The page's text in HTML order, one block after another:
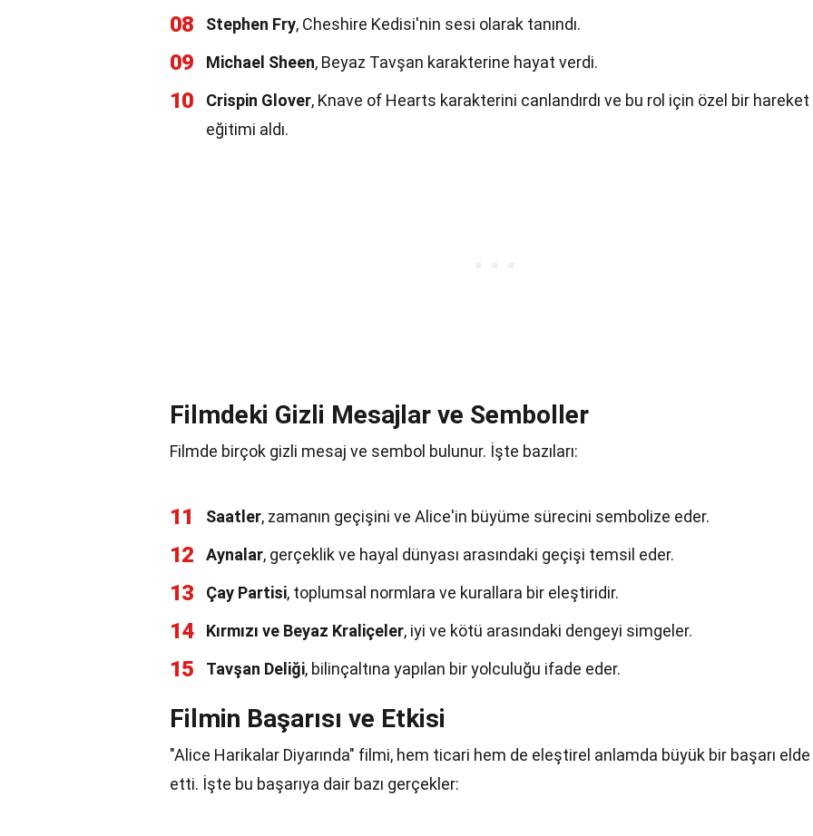
08 Stephen Fry, Cheshire Kedisi'nin sesi olarak tanındı.
09 Michael Sheen, Beyaz Tavşan karakterine hayat verdi.
10 Crispin Glover, Knave of Hearts karakterini canlandırdı ve bu rol için özel bir hareket
eğitimi aldı.
Filmdeki Gizli Mesajlar ve Semboller
Filmde birçok gizli mesaj ve sembol bulunur. İşte bazıları:
11 Saatler, zamanın geçişini ve Alice'in büyüme sürecini sembolize eder.
12 Aynalar, gerçeklik ve hayal dünyası arasındaki geçişi temsil eder.
13 Çay Partisi, toplumsal normlara ve kurallara bir eleştiridir.
14 Kırmızı ve Beyaz Kraliçeler, iyi ve kötü arasındaki dengeyi simgeler.
15 Tavşan Deliği, bilinçaltına yapılan bir yolculuğu ifade eder.
Filmin Başarısı ve Etkisi
"Alice Harikalar Diyarında" filmi, hem ticari hem de eleştirel anlamda büyük bir başarı elde
etti. İşte bu başarıya dair bazı gerçekler: